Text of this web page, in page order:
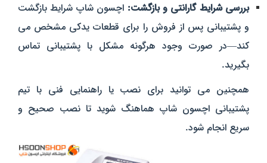
بررسی شرایط گارانتی و بازگشت: اچسون شاپ شرایط بازگشت
و پشتیبانی پس از فروش را برای قطعات یدکی مشخص می‌
کند—در صورت وجود هرگونه مشکل با پشتیبانی تماس
بگیرید.
همچنین می‌ توانید برای نصب یا راهنمایی فنی با تیم
پشتیبانی اچسون شاپ هماهنگ شوید تا نصب صحیح و
سریع انجام شود.